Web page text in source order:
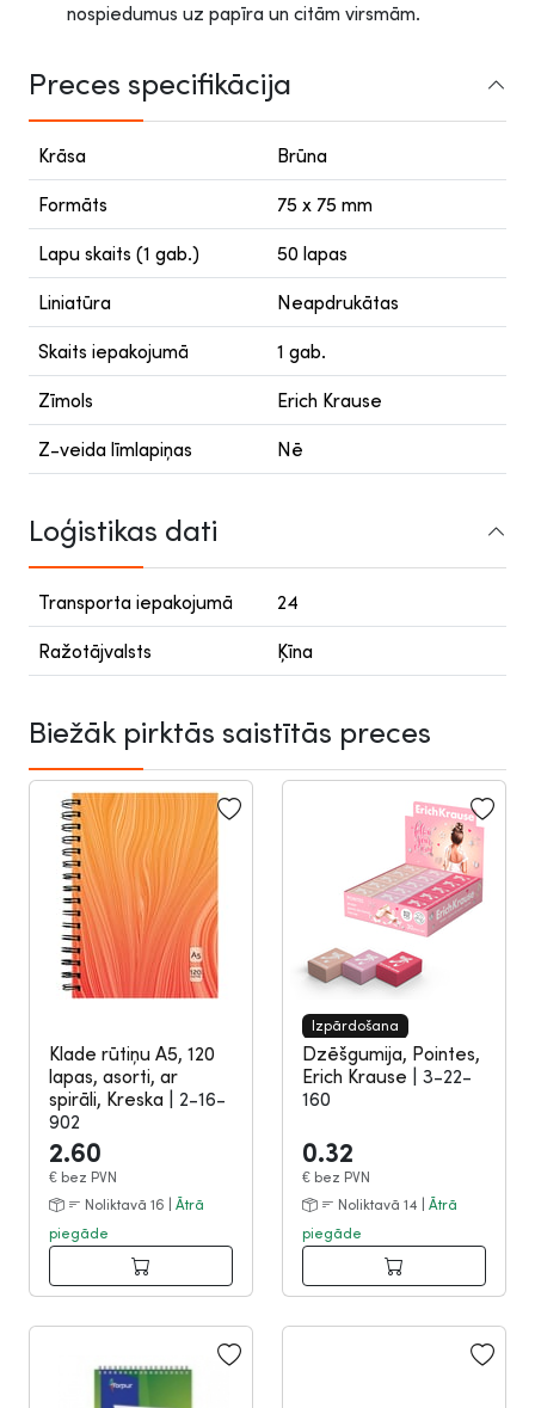
nospiedumus uz papīra un citām virsmām.
Preces specifikācija
Krāsa Brūna
Formāts 75 x 75 mm
Lapu skaits (1 gab.) 50 lapas
Liniatūra Neapdrukātas
Skaits iepakojumā 1 gab.
Zīmols Erich Krause
Z-veida līmlapiņas Nē
Loģistikas dati
Transporta iepakojumā 24
Ražotājvalsts Ķīna
Biežāk pirktās saistītās preces
Klade rūtiņu A5, 120
lapas, asorti, ar
spirāli, Kreska
2-16-
902
2.60
€ bez PVN
Noliktavā 16 | Ātrā
piegāde
Izpārdošana
Dzēšgumija, Pointes,
Erich Krause
3-22-
160
0.32
€ bez PVN
Noliktavā 14 | Ātrā
piegāde